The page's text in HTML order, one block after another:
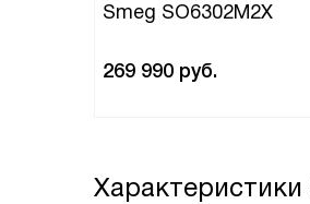
Smeg SO6302M2X
269 990 руб.
Характеристики